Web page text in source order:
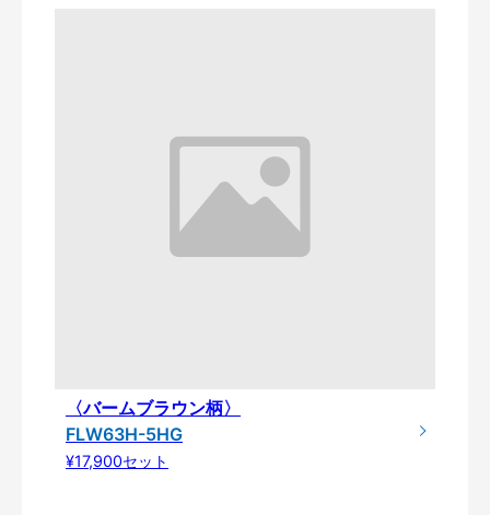
〈バームブラウン柄〉
FLW63H-5HG
¥17,900セット